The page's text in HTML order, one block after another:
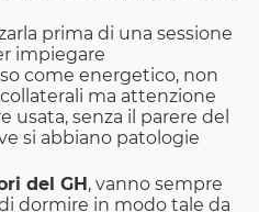
prima di una sessione
impiegare
come energetico, non
ma attenzione
usata, senza il parere del
si abbiano patologie
del GH , vanno sempre
dormire in modo tale da